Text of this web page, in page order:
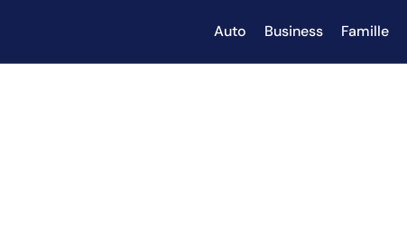
Auto Business Famille